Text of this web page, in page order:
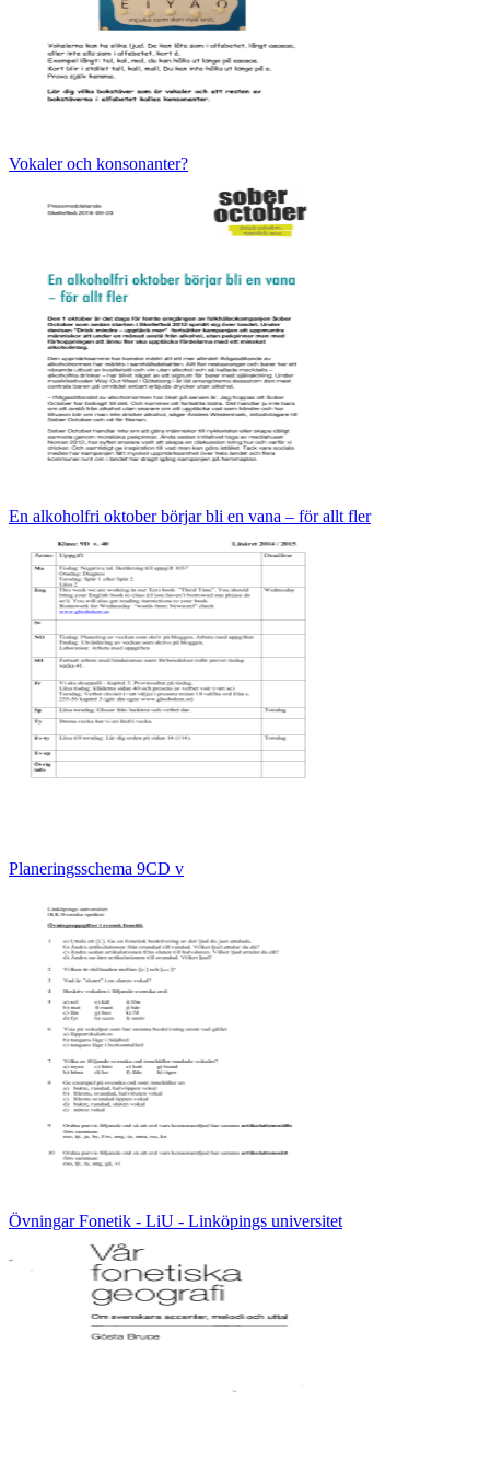
Vokaler och konsonanter?
En alkoholfri oktober börjar bli en vana – för allt fler
Planeringsschema 9CD v
Övningar Fonetik - LiU - Linköpings universitet